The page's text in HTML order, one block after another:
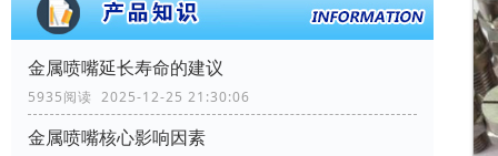
金属喷嘴延长寿命的建议
5935阅读 2025-12-25 21:30:06
金属喷嘴核心影响因素